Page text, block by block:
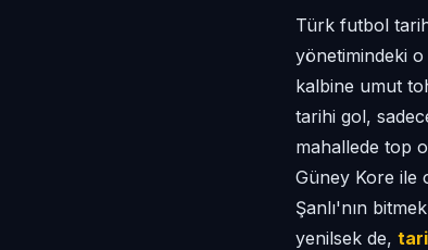
Türk futbol
yönetimindeki
kalbine umut
tarihi gol,
mahallede top
Güney Kore ile
Şanlı'nın
yenilsek de,